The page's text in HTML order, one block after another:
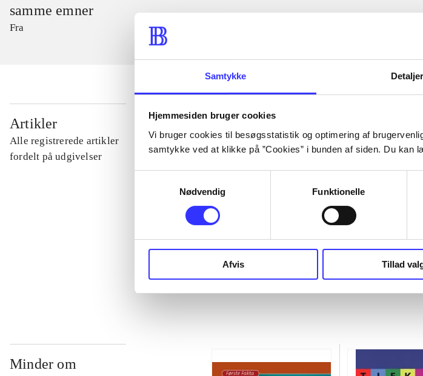
Samtykke Detaljer
Hjemmesiden bruger cookies
Vi bruger cookies til besøgsstatistik og optimering af
samtykke ved at klikke på ”Cookies” i bunden af siden. Du kan
Nødvendig
Funktionelle
Afvis Tillad
samme emner
Fra
Artikler
Alle registrerede artikler
fordelt på udgivelser
...
...
...
Minder om